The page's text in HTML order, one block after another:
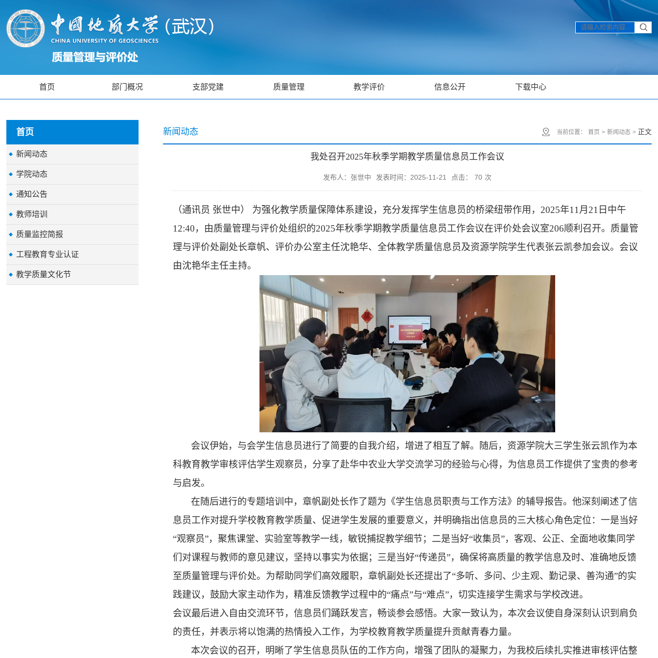
首页 部门概况 支部党建 质量管理 教学评价 信息公开 下载中心
首页
新闻动态
学院动态
通知公告
教师培训
质量监控简报
工程教育专业认证
教学质量文化节
新闻动态 当前位置： 首页 > 新闻动态 >正文
我处召开2025年秋季学期教学质量信息员工作会议
发布人：张世中 发表时间：2025-11-21 点击： 70 次
（通讯员 张世中） 为强化教学质量保障体系建设，充分发挥学生信息员的桥梁纽带作用， 2025年11 月 21 日中午
12:40，由质量管理与评价处组织的2025年秋季学期教学质量信息员工作会议在评价处会议室206顺利召开。质量管
理与评价处副处长章帆、评价办公室主任沈艳华、全体教学质量信息员及资源学院学生代表张云凯参加会议。会议
由沈艳华主任主持。
会议伊始，与会学生信息员进行了简要的自我介绍，增进了相互了解。随后，资源学院大三学生张云凯作为本
科教育教学审核评估学生观察员，分享了赴华中农业大学交流学习的经验与心得，为信息员工作提供了宝贵的参考
与启发。
在随后进行的专题培训中，章帆副处长作了题为《学生信息员职责与工作方法》的辅导报告。他深刻阐述了信
息员工作对提升学校教育教学质量、促进学生发展的重要意义，并明确指出信息员的三大核心角色定位：一是当好
“观察员”，聚焦课堂、实验室等教学一线，敏锐捕捉教学细节；二是当好“收集员”，客观、公正、全面地收集同学
们对课程与教师的意见建议，坚持以事实为依据；三是当好“传递员”，确保将高质量的教学信息及时、准确地反馈
至质量管理与评价处。为帮助同学们高效履职，章帆副处长还提出了“多听、多问、少主观、勤记录、善沟通”的实
践建议，鼓励大家主动作为，精准反馈教学过程中的“痛点”与“难点”，切实连接学生需求与学校改进。
会议最后进入自由交流环节，信息员们踊跃发言，畅谈参会感悟。大家一致认为，本次会议使自身深刻认识到肩负
的责任，并表示将以饱满的热情投入工作，为学校教育教学质量提升贡献青春力量。
本次会议的召开，明晰了学生信息员队伍的工作方向，增强了团队的凝聚力，为我校后续扎实推进审核评估整